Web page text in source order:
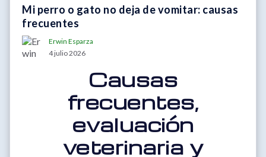
Mi perro o gato no deja de vomitar: causas
frecuentes
Erwin Esparza
4 julio 2026
Causas
frecuentes,
evaluación
veterinaria y